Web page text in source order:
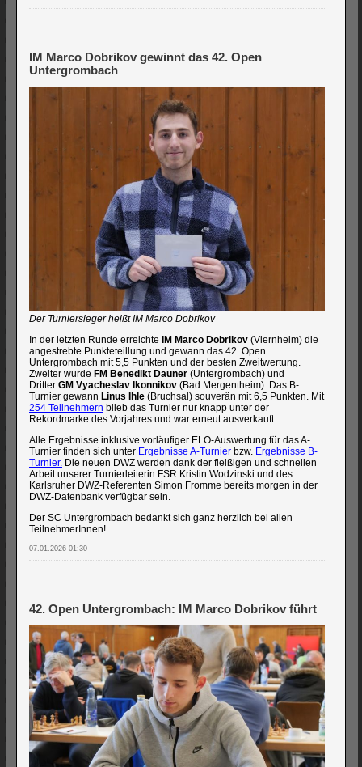
IM Marco Dobrikov gewinnt das 42. Open
Untergrombach
Der Turniersieger heißt IM Marco Dobrikov
In der letzten Runde erreichte
IM Marco Dobrikov (Viernheim) die
angestrebte Punkteteillung und gewann das 42. Open
Untergrombach mit 5,5 Punkten und der besten Zweitwertung.
Zweiter wurde FM Benedikt Dauner (Untergrombach) und
Dritter GM Vyacheslav Ikonnikov (Bad Mergentheim). Das B-
Turnier gewann Linus Ihle (Bruchsal) souverän mit 6,5 Punkten. Mit
254 Teilnehmern blieb das Turnier nur knapp unter der
Rekordmarke des Vorjahres und war erneut ausverkauft.
Alle Ergebnisse inklusive vorläufiger ELO-Auswertung für das A-
Turnier finden sich unter Ergebnisse A-Turnier bzw. Ergebnisse B-
Turnier. Die neuen DWZ werden dank der fleißigen und schnellen
Arbeit unserer Turnierleiterin FSR Kristin Wodzinski und des
Karlsruher DWZ-Referenten Simon Fromme bereits morgen in der
DWZ-Datenbank verfügbar sein.
Der SC Untergrombach bedankt sich ganz herzlich bei allen
TeilnehmerInnen!
07.01.2026 01:30
42. Open Untergrombach: IM Marco Dobrikov führt